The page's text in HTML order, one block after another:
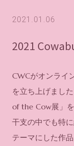
2021.01.06
2021
CWCがオンライ
を立ち上げまし
of the Cow展」を
干支の中でも特
テーマにした作